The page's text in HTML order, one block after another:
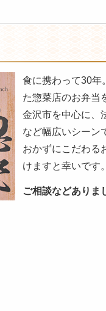
食に携わって30年
た惣菜店のお弁当
金沢市を中心に、
など幅広いシーン
おかずにこだわる
けますと幸いです
ご相談などありま